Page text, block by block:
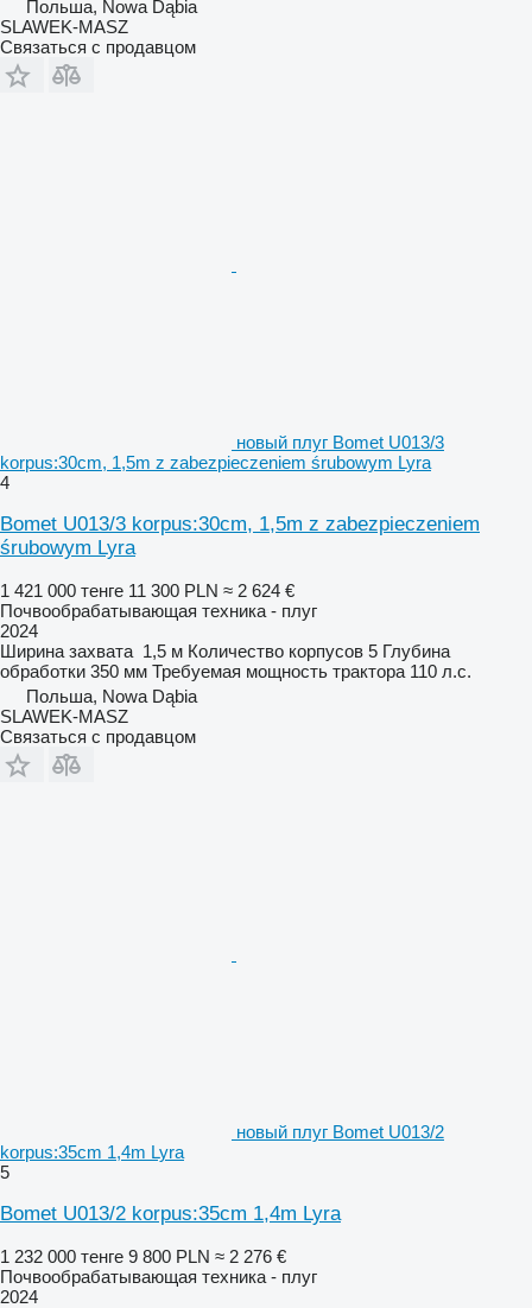
Польша, Nowa Dąbia
SLAWEK-MASZ
Связаться с продавцом
новый плуг Bomet U013/3
korpus:30cm, 1,5m z zabezpieczeniem śrubowym Lyra
4
Bomet U013/3 korpus:30cm, 1,5m z zabezpieczeniem
śrubowym Lyra
1 421 000 тенге 11 300 PLN ≈ 2 624 €
Почвообрабатывающая техника - плуг
2024
Ширина захвата 1,5 м Количество корпусов 5 Глубина
обработки 350 мм Требуемая мощность трактора 110 л.с.
Польша, Nowa Dąbia
SLAWEK-MASZ
Связаться с продавцом
новый плуг Bomet U013/2
korpus:35cm 1,4m Lyra
5
Bomet U013/2 korpus:35cm 1,4m Lyra
1 232 000 тенге 9 800 PLN ≈ 2 276 €
Почвообрабатывающая техника - плуг
2024